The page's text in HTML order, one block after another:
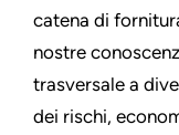
catena di
nostre
trasversale a
dei rischi,